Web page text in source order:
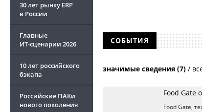
30 лет рынку ERP
в России
Главные
ИТ-сценарии 2026
10 лет российского
бэкапа
Российские ПАКи
нового поколения
СОБЫТИЯ
значимые сведения (7) /
Food Gate
Food Gate,